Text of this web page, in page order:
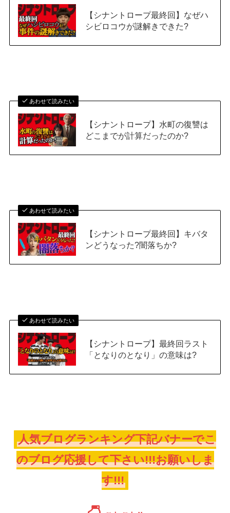
【シナントロープ最終回】なぜハ
シビロコウが謎解きできた?
あわせて読みたい
【シナントロープ】水町の復讐は
どこまでが計算だったのか?
あわせて読みたい
【シナントロープ最終回】キバタ
ンどうなった?闇落ちか?
あわせて読みたい
【シナントロープ】最終回ラスト
「となりのとなり」の意味は?
人気ブログランキング下記バナーでこ
のブログ応援して下さい!!!お願いしま
す!!!